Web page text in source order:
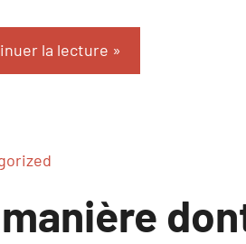
la lecture